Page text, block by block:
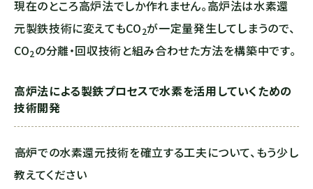
現在のところ高炉法でしか作れません。高炉法は水素還
元製鉄技術に変えてもCO2が一定量発生してしまうので、
CO2の分離・回収技術と組み合わせた方法を構築中です。
高炉法による製鉄プロセスで水素を活用していくための
技術開発
――高炉での水素還元技術を確立する工夫について、もう少し
教えてください